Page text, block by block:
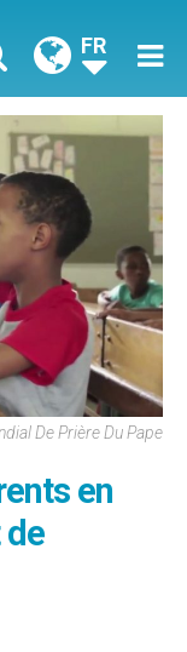
FR
De Prière Du Pape
en
de